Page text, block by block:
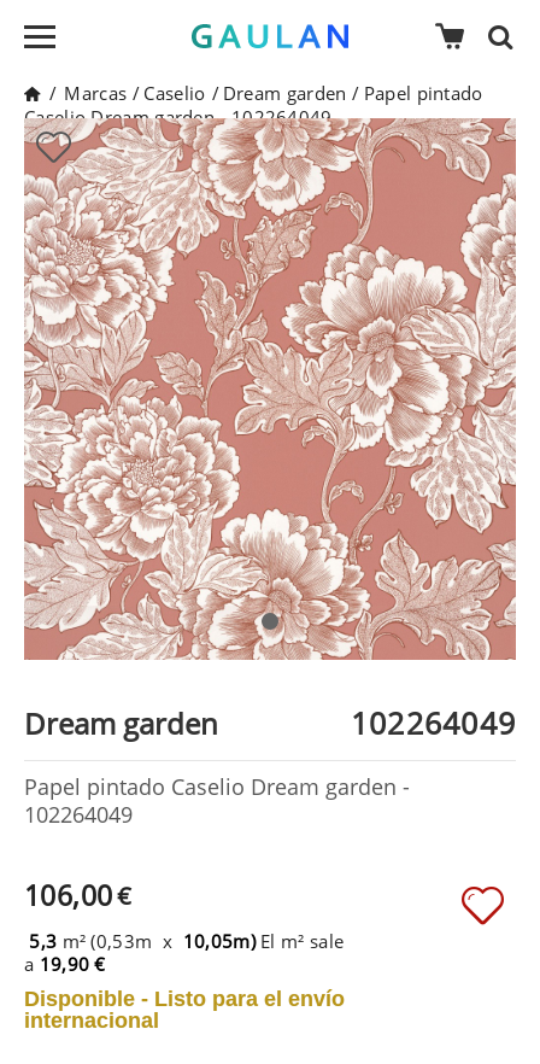
/ Marcas / Caselio / Dream garden / Papel pintado
Caselio Dream garden - 102264049
Dream garden 102264049
Papel pintado Caselio Dream garden -
102264049
106,00€
5,3 m² (0,53m x 10,05m) El m² sale
a 19,90 €
Disponible - Listo para el envío
internacional